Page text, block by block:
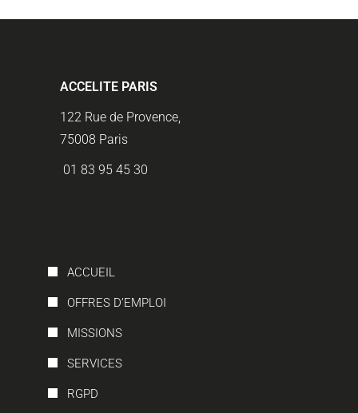
ACCELITE PARIS
122 Rue de Provence,
75008 Paris
01 83 95 45 30
ACCUEIL
OFFRES D’EMPLOI
MISSIONS
SERVICES
RGPD